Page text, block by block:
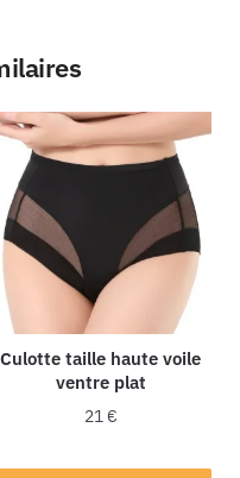
Culotte taille haute voile
ventre plat
21€